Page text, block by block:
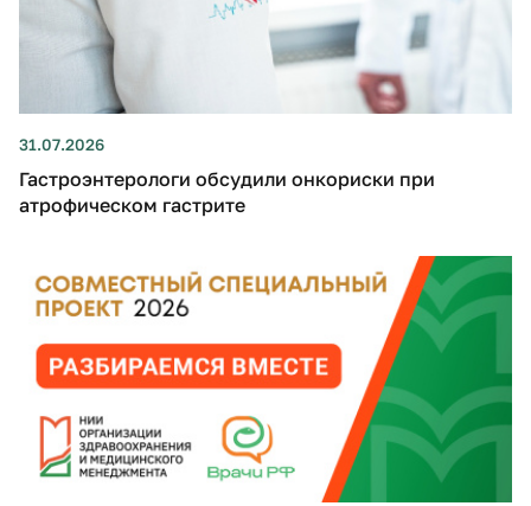
31.07.2026
Гастроэнтерологи обсудили онкориски при
атрофическом гастрите